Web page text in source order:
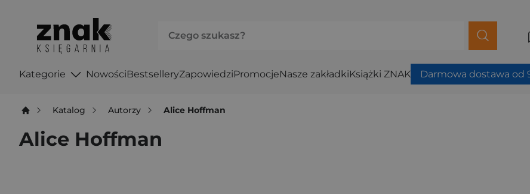
Kategorie NowościBestselleryZapowiedziPromocjeNasze zakładkiKsiążki ZNAK Darmowa dostawa od
Katalog Autorzy Alice Hoffman
Alice Hoffman